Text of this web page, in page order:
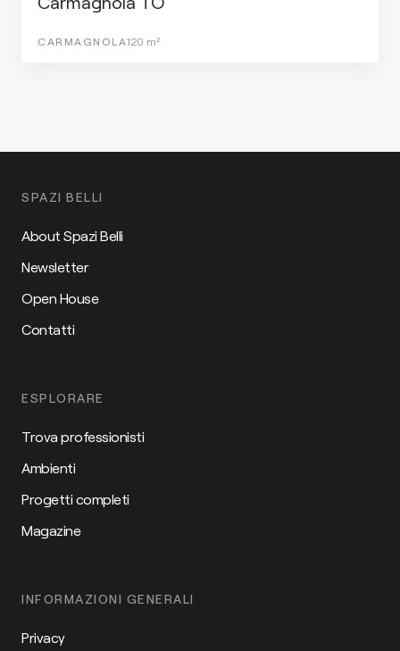
CARMAGNOLA120 m²
SPAZI BELLI
About Spazi Belli
Newsletter
Open House
Contatti
ESPLORARE
Trova professionisti
Ambienti
Progetti completi
Magazine
INFORMAZIONI GENERALI
Privacy